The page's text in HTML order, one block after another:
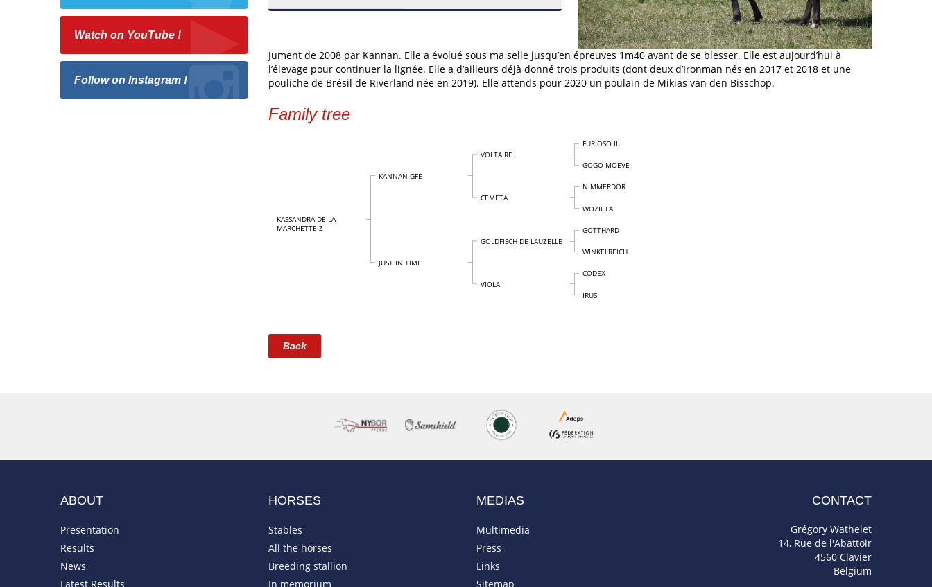
Watch on YouTube !
Follow on Instagram !
Jument de 2008 par Kannan. Elle a évolué sous ma selle jusqu’en épreuves 1m40 avant de se blesser. Elle est aujourd’hui à
l’élevage pour continuer la lignée. Elle a d’ailleurs déjà donné trois produits (dont deux d’Ironman nés en 2017 et 2018 et une
pouliche de Brésil de Riverland née en 2019). Elle attends pour 2020 un poulain de Mikias van den Bisschop.
Family tree
KASSANDRA DE LA
MARCHETTE Z
KANNAN GFE
VOLTAIRE
FURIOSO II
GOGO MOEVE
CEMETA
NIMMERDOR
WOZIETA
JUST IN TIME
GOLDFISCH DE LAUZELLE
GOTTHARD
WINKELREICH
VIOLA
CODEX
IRUS
Back
ABOUT
Presentation
Results
News
Latest Results
HORSES
Stables
All the horses
Breeding stallion
In memorium
MEDIAS
Multimedia
Press
Links
Sitemap
CONTACT
Grégory Wathelet
14, Rue de l'Abattoir
4560 Clavier
Belgium